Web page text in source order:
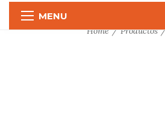
MENU
Home Productos